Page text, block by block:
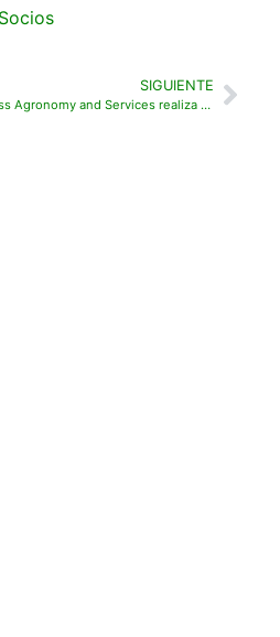
SIGUIENTE
Turfgrass Agronomy and Services realiza el diseño del nuevo sistema de riego en el Campo 2 del Real Club de Golf La Moraleja